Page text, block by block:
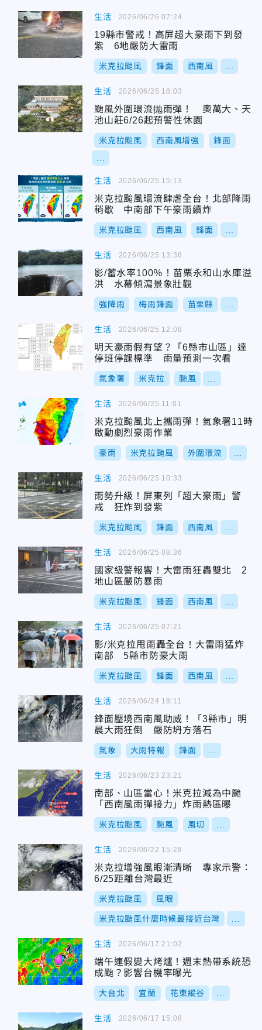
生活
19縣市警戒！高屏超大豪雨下到發
紫 6地嚴防大雷雨
米克拉颱風 鋒面 西南風
2026/06/26 07:24
生活
颱風外圍環流抛雨彈！ 奧萬大、天
池山莊6/26起預警性休園
米克拉颱風 西南風增強 鋒面
2026/06/25 18:03
生活
米克拉颱風環流肆虐全台！北部降雨
稍歇 中南部下午豪雨續炸
米克拉颱風 西南風 鋒面
2026/06/25 15:13
生活
影/蓄水率100％！苗栗永和山水庫溢
洪 水幕傾瀉景象壯觀
強降雨 梅雨鋒面 苗栗縣
2026/06/25 13:36
生活
明天豪雨假有望？「6縣市山區」達
停班停課標準 雨量預測一次看
氣象署 米克拉 颱風
2026/06/25 12:08
生活
米克拉颱風北上攜雨彈！氣象署11時
啟動劇烈豪雨作業
豪雨 米克拉颱風 外圍環流
2026/06/25 11:01
生活
雨勢升級！屏東列「超大豪雨」警
戒 狂炸到發紫
米克拉颱風 鋒面 西南風
2026/06/25 10:33
生活
國家級警報響！大雷雨狂轟雙北 2
地山區嚴防暴雨
米克拉颱風 鋒面 西南風
2026/06/25 08:36
生活
影/米克拉甩雨轟全台！大雷雨猛炸
南部 5縣市防豪大雨
米克拉颱風 鋒面 西南風
2026/06/25 07:21
生活
鋒面壓境西南風助威！「3縣市」明
晨大雨狂倒 嚴防坍方落石
氣象 大雨特報 鋒面
2026/06/24 18:11
生活
南部、山區當心！米克拉減為中颱
「西南風雨彈接力」炸雨熱區曝
米克拉颱風 颱風 風切
2026/06/23 23:21
生活
米克拉增強風眼漸清晰 專家示警：
6/25距離台灣最近
米克拉颱風 風眼
米克拉颱風什麼時候最接近台灣
2026/06/22 15:28
生活
端午連假變大烤爐！週末熱帶系統恐
成颱？影響台機率曝光
大台北 宜蘭 花東縱谷
2026/06/17 21:02
生活 2026/06/17 15:08